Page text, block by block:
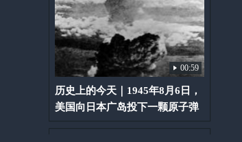
00:59
历史上的今天｜1945年8月6日，
美国向日本广岛投下一颗原子弹